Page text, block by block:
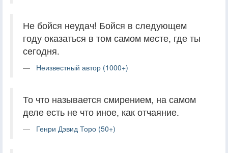
Не бойся неудач! Бойся в следующем
году оказаться в том самом месте, где ты
сегодня.
Неизвестный автор (1000+)
То что называется смирением, на самом
деле есть не что иное, как отчаяние.
Генри Дэвид Торо (50+)